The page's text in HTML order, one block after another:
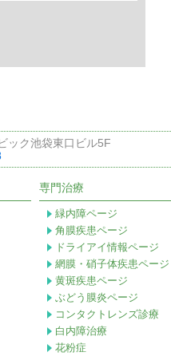
ック池袋東口ビル5F
専門治療
緑内障ページ
角膜疾患ページ
ドライアイ情報ページ
網膜・硝子体疾患ページ
黄斑疾患ページ
ぶどう膜炎ページ
コンタクトレンズ診療
白内障治療
花粉症